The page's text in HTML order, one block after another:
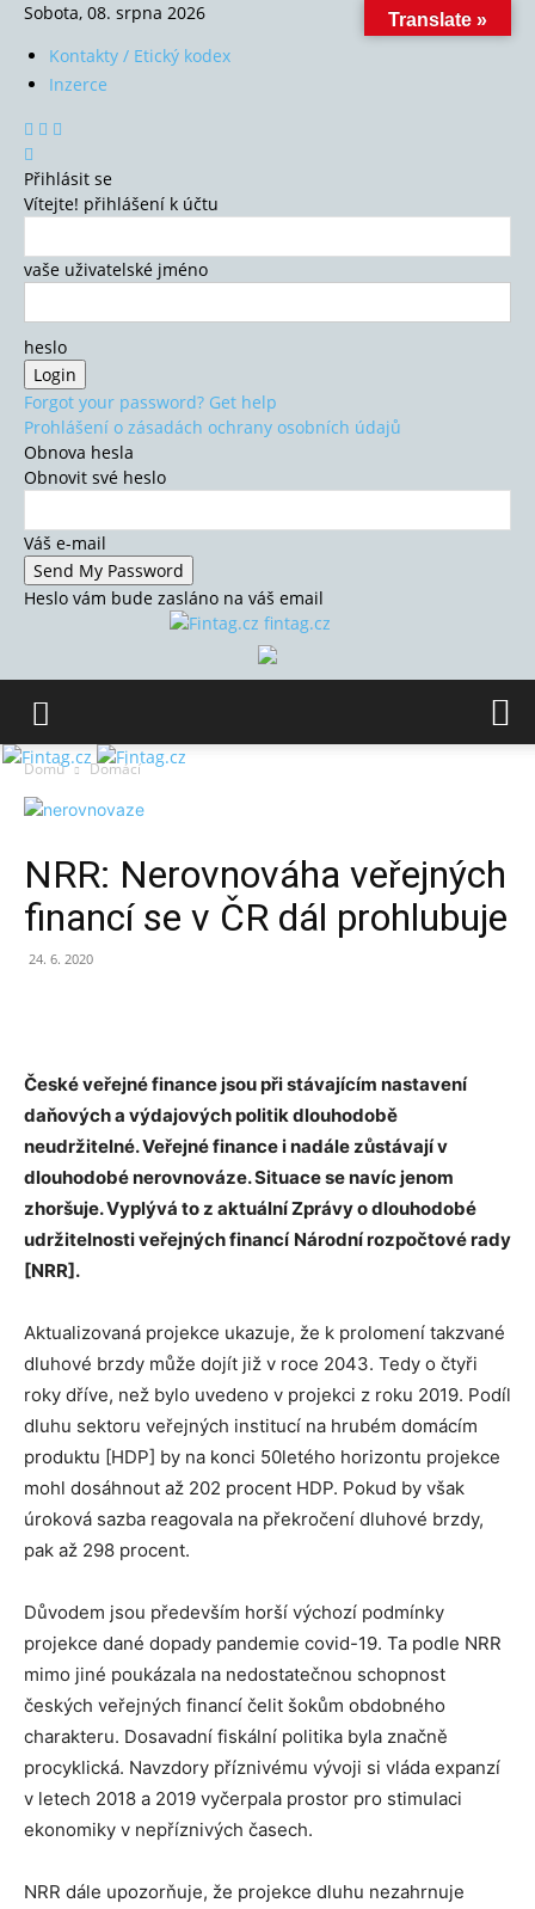
Sobota, 08. srpna 2026
Kontakty / Etický kodex
Inzerce
Přihlásit se
Vítejte! přihlášení k účtu
vaše uživatelské jméno
heslo
Forgot your password? Get help
Prohlášení o zásadách ochrany osobních údajů
Obnova hesla
Obnovit své heslo
Váš e-mail
Heslo vám bude zasláno na váš email
fintag.cz
Domů Domácí
NRR: Nerovnováha veřejných
financí se v ČR dál prohlubuje
24. 6. 2020
České veřejné finance jsou při stávajícím nastavení
daňových a výdajových politik dlouhodobě
neudržitelné. Veřejné finance i nadále zůstávají v
dlouhodobé nerovnováze. Situace se navíc jenom
zhoršuje. Vyplývá to z aktuální Zprávy o dlouhodobé
udržitelnosti veřejných financí Národní rozpočtové rady
[NRR].
Aktualizovaná projekce ukazuje, že k prolomení takzvané
dluhové brzdy může dojít již v roce 2043. Tedy o čtyři
roky dříve, než bylo uvedeno v projekci z roku 2019. Podíl
dluhu sektoru veřejných institucí na hrubém domácím
produktu [HDP] by na konci 50letého horizontu projekce
mohl dosáhnout až 202 procent HDP. Pokud by však
úroková sazba reagovala na překročení dluhové brzdy,
pak až 298 procent.
Důvodem jsou především horší výchozí podmínky
projekce dané dopady pandemie covid-19. Ta podle NRR
mimo jiné poukázala na nedostatečnou schopnost
českých veřejných financí čelit šokům obdobného
charakteru. Dosavadní fiskální politika byla značně
procyklická. Navzdory příznivému vývoji si vláda expanzí
v letech 2018 a 2019 vyčerpala prostor pro stimulaci
ekonomiky v nepříznivých časech.
NRR dále upozorňuje, že projekce dluhu nezahrnuje
Translate »